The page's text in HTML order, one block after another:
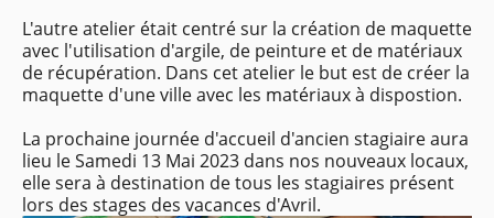
L'autre atelier était centré sur la création de maquette
avec l'utilisation d'argile, de peinture et de matériaux
de récupération. Dans cet atelier le but est de créer la
maquette d'une ville avec les matériaux à dispostion.
La prochaine journée d'accueil d'ancien stagiaire aura
lieu le Samedi 13 Mai 2023 dans nos nouveaux locaux,
elle sera à destination de tous les stagiaires présent
lors des stages des vacances d'Avril.